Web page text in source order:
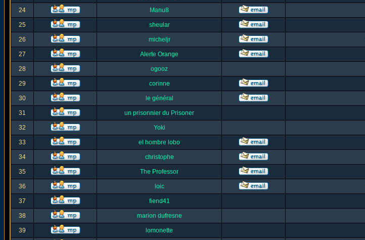
24 Manu8
25 sheular
26 micheljr
27 Alerte Orange
28 ogooz
29 corinne
30 le général
31 un prisonnier du Prisoner
32 Yoki
33 el hombre lobo
34 christophe
35 The Professor
36 loic
37 fiend41
38 marion dufresne
39 lomonette